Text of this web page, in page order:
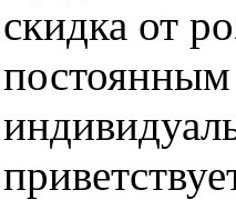
скидка от